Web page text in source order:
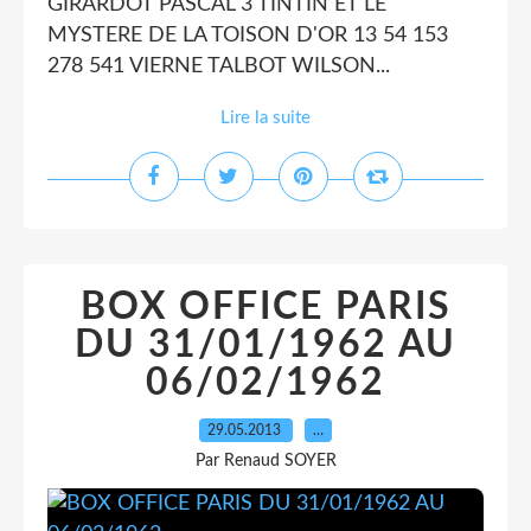
GIRARDOT PASCAL 3 TINTIN ET LE
MYSTERE DE LA TOISON D'OR 13 54 153
278 541 VIERNE TALBOT WILSON...
Lire la suite
BOX OFFICE PARIS
DU 31/01/1962 AU
06/02/1962
29.05.2013 …
Par Renaud SOYER